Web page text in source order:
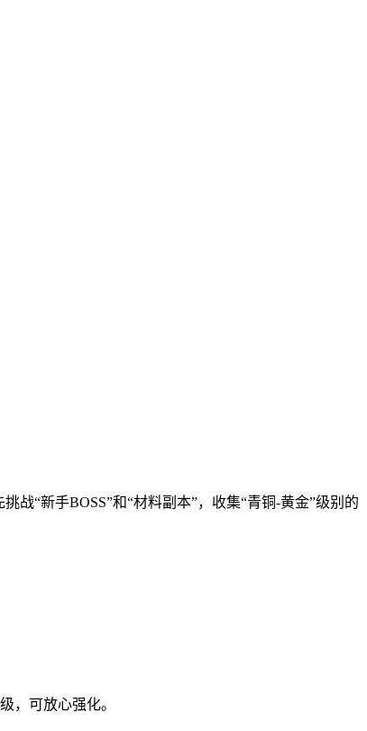
“新手BOSS”和“材料副本”，收集“青铜-黄金”级别的
，可放心强化。